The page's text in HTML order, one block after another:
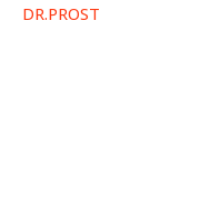
DR.PROST